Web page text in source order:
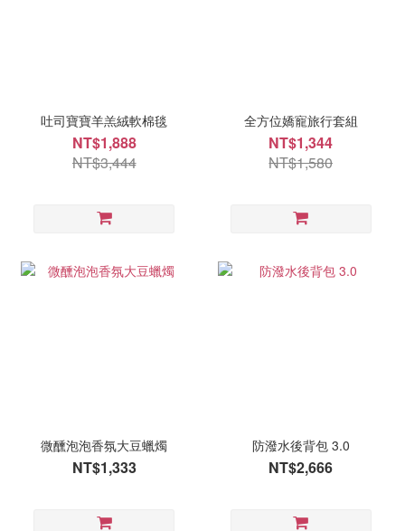
吐司寶寶羊羔絨軟棉毯
NT$1,888
NT$3,444
全方位嬌寵旅行套組
NT$1,344
NT$1,580
微醺泡泡香氛大豆蠟燭
NT$1,333
防潑水後背包 3.0
NT$2,666